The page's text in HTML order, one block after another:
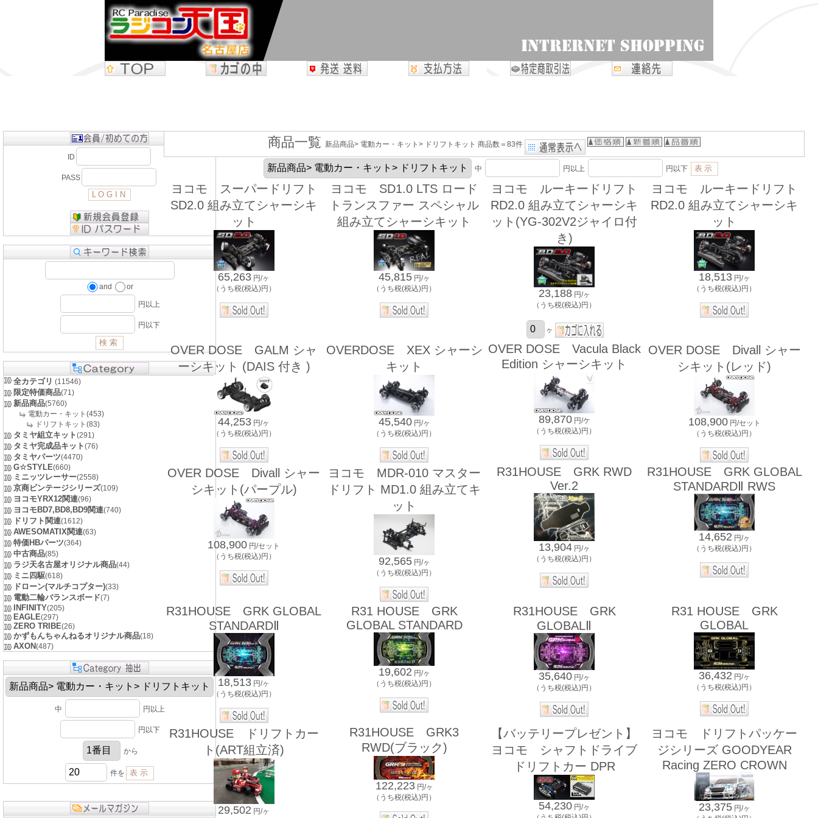
ID
PASS
and or
円以上
円以下
全カテゴリ (11546)
限定特価商品(71)
新品商品(5760)
電動カー・キット(453)
ドリフトキット(83)
タミヤ組立キット(291)
タミヤ完成品キット(76)
タミヤパーツ(4470)
G☆STYLE(660)
ミニッツレーサー(2558)
京商ビンテージシリーズ(109)
ヨコモYRX12関連(96)
ヨコモBD7,BD8,BD9関連(740)
ドリフト関連(1612)
AWESOMATIX関連(63)
特価HBパーツ(364)
中古商品(85)
ラジ天名古屋オリジナル商品(44)
ミニ四駆(618)
ドローン(マルチコプター)(33)
電動二輪バランスボード(7)
INFINITY(205)
EAGLE(297)
ZERO TRIBE(26)
かずもんちゃんねるオリジナル商品(18)
AXON(487)
中 円以上
円以下
から
件を
商品一覧 新品商品> 電動カー・キット> ドリフトキット 商品数＝83件
中 円以上 円以下
ヨコモ スーパードリフト
SD2.0 組み立てシャーシキ
ット
65,263 円/ヶ
（うち税(税込)円）
ヨコモ SD1.0 LTS ロード
トランスファー スペシャル
組み立てシャーシキット
45,815 円/ヶ
（うち税(税込)円）
ヨコモ ルーキードリフト
RD2.0 組み立てシャーシキ
ット(YG-302V2ジャイロ付
き)
23,188 円/ヶ
（うち税(税込)円）
ヶ
ヨコモ ルーキードリフト
RD2.0 組み立てシャーシキ
ット
18,513 円/ヶ
（うち税(税込)円）
OVER DOSE GALM シャ
ーシキット (DAIS 付き )
44,253 円/ヶ
（うち税(税込)円）
OVERDOSE XEX シャーシ
キット
45,540 円/ヶ
（うち税(税込)円）
OVER DOSE Vacula Black
Edition シャーシキット
89,870 円/ケ
（うち税(税込)円）
OVER DOSE Divall シャー
シキット(レッド)
108,900 円/セット
（うち税(税込)円）
OVER DOSE Divall シャー
シキット(パープル)
108,900 円/セット
（うち税(税込)円）
ヨコモ MDR-010 マスター
ドリフト MD1.0 組み立てキ
ット
92,565 円/ヶ
（うち税(税込)円）
R31HOUSE GRK RWD
Ver.2
13,904 円/ヶ
（うち税(税込)円）
R31HOUSE GRK GLOBAL
STANDARDⅡ RWS
14,652 円/ヶ
（うち税(税込)円）
R31HOUSE GRK GLOBAL
STANDARDⅡ
18,513 円/ヶ
（うち税(税込)円）
R31 HOUSE GRK
GLOBAL STANDARD
19,602 円/ヶ
（うち税(税込)円）
R31HOUSE GRK
GLOBALⅡ
35,640 円/ヶ
（うち税(税込)円）
R31 HOUSE GRK
GLOBAL
36,432 円/ヶ
（うち税(税込)円）
R31HOUSE ドリフトカー
ト(ART組立済)
29,502 円/ヶ
R31HOUSE GRK3
RWD(ブラック)
122,223 円/ヶ
（うち税(税込)円）
【バッテリープレゼント】
ヨコモ シャフトドライブ
ドリフトカー DPR
54,230 円/ヶ
ヨコモ ドリフトパッケー
ジシリーズ GOODYEAR
Racing ZERO CROWN
23,375 円/ヶ